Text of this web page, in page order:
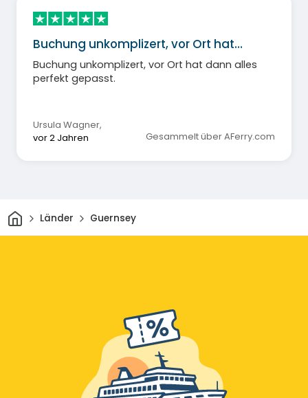
Buchung unkomplizert, vor Ort hat…
Buchung unkomplizert, vor Ort hat dann alles
perfekt gepasst.
Ursula Wagner,
vor 2 Jahren
Gesammelt über AFerry.com
HeimLänder Guernsey